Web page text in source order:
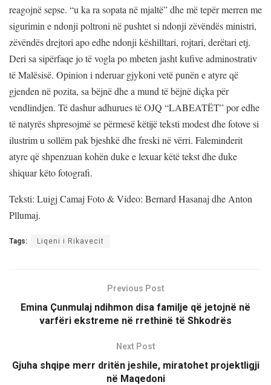
reagojnë sepse. “u ka ra sopata në mjaltë” dhe më tepër merren me
sigurimin e ndonji poltroni në pushtet si ndonji zëvëndës ministri,
zëvëndës drejtori apo edhe ndonji këshilltari, rojtari, derëtari etj.
Deri sa sipërfaqe jo të vogla po mbeten jasht kufive adminostrativ
të Malësisë. Opinion i nderuar gjykoni vetë punën e atyre që
gjenden në pozita, sa bëjnë dhe a mund të bëjnë diçka për
vendlindjen. Të dashur adhurues të OJQ “LABEATËT” por edhe
të natyrës shpresojmë se përmesë këtijë teksti modest dhe fotove si
ilustrim u sollëm pak bjeshkë dhe freski në vërri. Faleminderit
atyre që shpenzuan kohën duke e lexuar këtë tekst dhe duke
shiquar këto fotografi.
Teksti: Luigj Camaj Foto & Video: Bernard Hasanaj dhe Anton
Pllumaj.
Tags: Liqeni i Rikavecit
Previous Post
Emina Çunmulaj ndihmon disa familje që jetojnë në
varfëri ekstreme në rrethinë të Shkodrës
Next Post
Gjuha shqipe merr dritën jeshile, miratohet projektligji
në Maqedoni